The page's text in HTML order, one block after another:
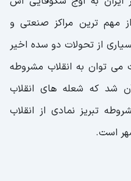
مهم ترین مراکز صنعتی و
از تحولات دو سده اخیر
می توان به انقلاب مشروطه
آن شد که شعله های انقلاب
تبریز نمادی از انقلاب
است.